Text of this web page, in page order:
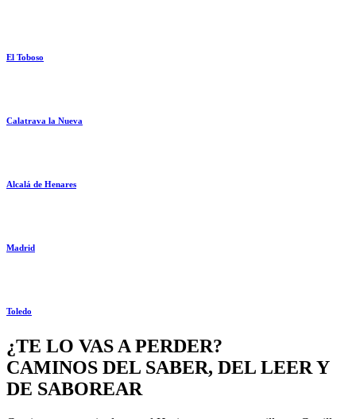
El Toboso
Calatrava la Nueva
Alcalá de Henares
Madrid
Toledo
¿TE LO VAS A PERDER?
CAMINOS DEL SABER, DEL LEER Y
DE SABOREAR